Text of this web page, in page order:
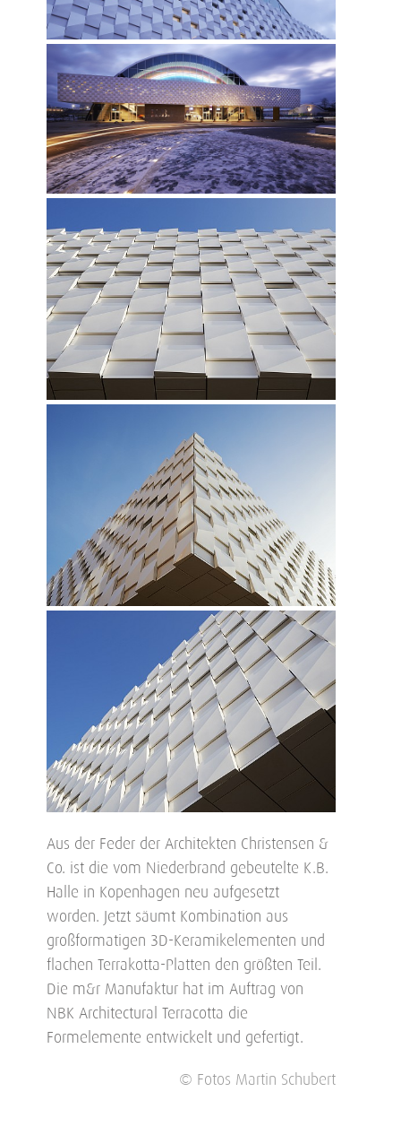
Aus der Feder der Architekten Christensen &
Co. ist die vom Niederbrand gebeutelte K.B.
Halle in Kopenhagen neu aufgesetzt
worden. Jetzt säumt Kombination aus
großformatigen 3D-Keramikelementen und
flachen Terrakotta-Platten den größten Teil.
Die m&r Manufaktur hat im Auftrag von
NBK Architectural Terracotta die
Formelemente entwickelt und gefertigt.
© Fotos Martin Schubert